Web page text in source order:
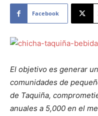
Facebook
El objetivo es generar
comunidades de
de Taquiña,
anuales a 5,000 en el